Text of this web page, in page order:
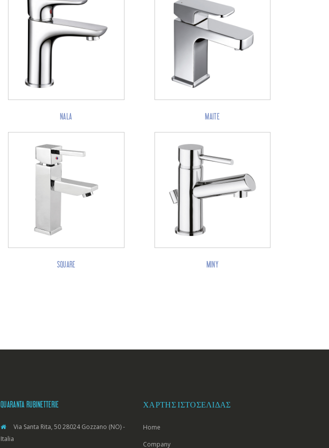
NALA MAITE
SQUARE MINY
QUARANTA RUBINETTERIE
Via Santa Rita, 50 28024 Gozzano (NO) -
Italia
ΧΆΡΤΗΣ ΙΣΤΟΣΕΛΊΔΑΣ
Home
Company